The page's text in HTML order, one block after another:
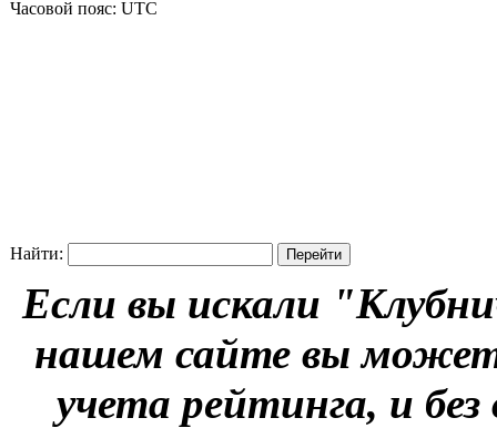
Часовой пояс: UTC
Найти:
Если вы искали
нашем сайте вы
учета рейтинга, и